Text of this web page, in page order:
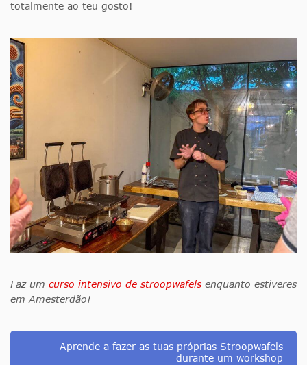
totalmente ao teu gosto!
Faz um curso intensivo de stroopwafels enquanto estiveres
em Amesterdão!
Aprende a fazer as tuas próprias Stroopwafels
durante um workshop